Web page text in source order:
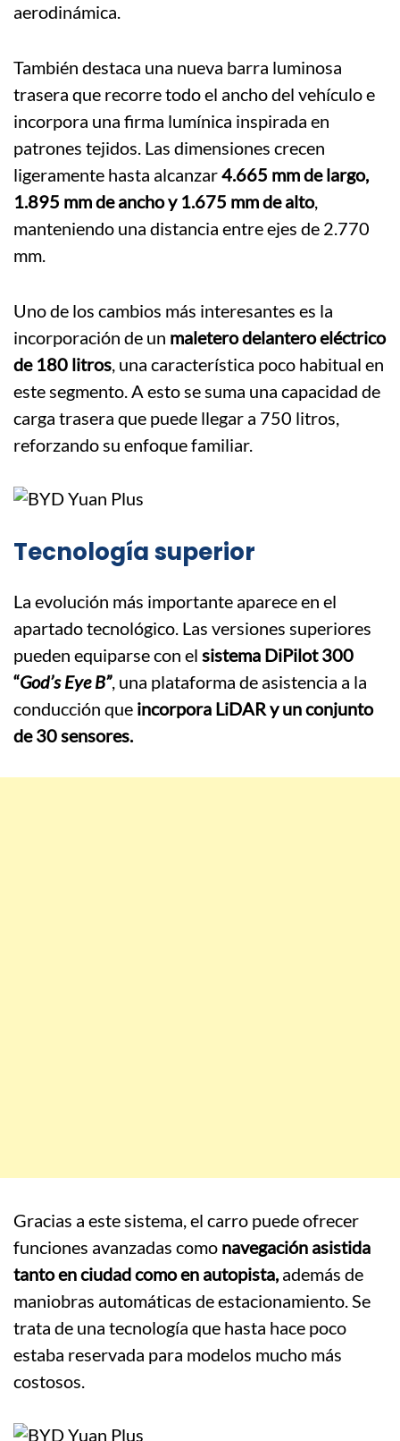
aerodinámica.
También destaca una nueva barra luminosa
trasera que recorre todo el ancho del vehículo e
incorpora una firma lumínica inspirada en
patrones tejidos. Las dimensiones crecen
ligeramente hasta alcanzar4.665 mm de largo,
1.895 mm de ancho y 1.675 mm de alto,
manteniendo una distancia entre ejes de 2.770
mm.
Uno de los cambios más interesantes es la
incorporación de un maletero delantero eléctrico
de 180 litros, una característica poco habitual en
este segmento. A esto se suma una capacidad de
carga trasera que puede llegar a 750 litros,
reforzando su enfoque familiar.
Tecnología superior
La evolución más importante aparece en el
apartado tecnológico. Las versiones superiores
pueden equiparse con el sistema DiPilot 300
“God’s Eye B”, una plataforma de asistencia a la
conducción que incorpora LiDAR y un conjunto
de 30 sensores.
Gracias a este sistema, el carro puede ofrecer
funciones avanzadas como navegación asistida
tanto en ciudad como en autopista,además de
maniobras automáticas de estacionamiento. Se
trata de una tecnología que hasta hace poco
estaba reservada para modelos mucho más
costosos.